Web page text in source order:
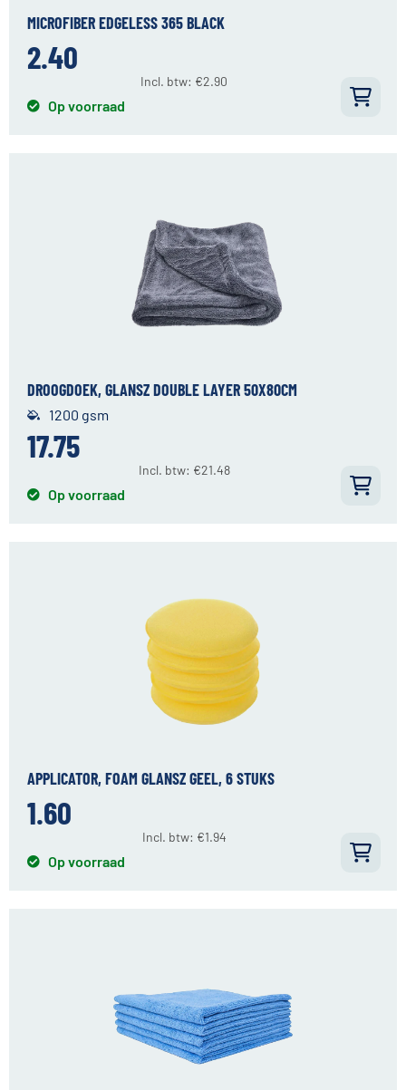
MICROFIBER EDGELESS 365 BLACK
2.40
Incl. btw: €2.90
Op voorraad
DROOGDOEK, GLANSZ DOUBLE LAYER 50X80CM
1200 gsm
17.75
Incl. btw: €21.48
Op voorraad
APPLICATOR, FOAM GLANSZ GEEL, 6 STUKS
1.60
Incl. btw: €1.94
Op voorraad